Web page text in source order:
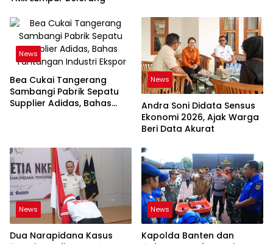
News
Bea Cukai Tangerang
Sambangi Pabrik Sepatu
Supplier Adidas, Bahas
News
Andra Soni Didata Sensus
Ekonomi 2026, Ajak Warga
Beri Data Akurat
News
Dua Narapidana Kasus
News
Kapolda Banten dan